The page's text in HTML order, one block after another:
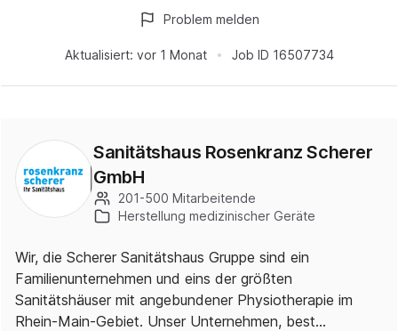
Aktualisiert: vor 1 Monat Job ID 16507734
Problem melden
Sanitätshaus Rosenkranz Scherer
GmbH
201-500 Mitarbeitende
Herstellung medizinischer Geräte
Wir, die Scherer Sanitätshaus Gruppe sind ein
Familienunternehmen und eins der größten
Sanitätshäuser mit angebundener Physiotherapie im
Rhein-Main-Gebiet. Unser Unternehmen, best…